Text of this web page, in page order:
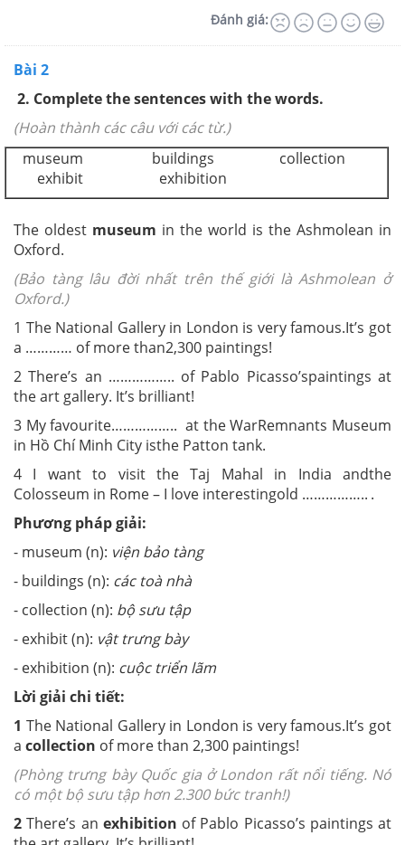
Đánh giá:
Bài 2
2. Complete the sentences with the words.
(Hoàn thành các câu với các từ.)
museum buildings collection
exhibit exhibition
The oldest museum in the world is the Ashmolean in
Oxford.
(Bảo tàng lâu đời nhất trên thế giới là Ashmolean ở
Oxford.)
1 The National Gallery in London is very famous.It’s got
a ………… of more than2,300 paintings!
2 There’s an …………….. of Pablo Picasso’spaintings at
the art gallery. It’s brilliant!
3 My favourite…………….. at the WarRemnants Museum
in Hồ Chí Minh City isthe Patton tank.
4 I want to visit the Taj Mahal in India andthe
Colosseum in Rome – I love interestingold …………….. .
Phương pháp giải:
- museum (n): viện bảo tàng
- buildings (n): các toà nhà
- collection (n): bộ sưu tập
- exhibit (n): vật trưng bày
- exhibition (n): cuộc triển lãm
Lời giải chi tiết:
1 The National Gallery in London is very famous.It’s got
a collection of more than 2,300 paintings!
(Phòng trưng bày Quốc gia ở London rất nổi tiếng. Nó
có một bộ sưu tập hơn 2.300 bức tranh!)
2 There’s an exhibition of Pablo Picasso’s paintings at